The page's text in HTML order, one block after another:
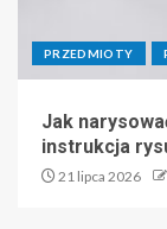
PRZEDMIOTY
Jak
instrukcja
21 lipca 2026